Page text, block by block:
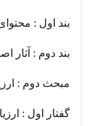
بند اول :
بند دوم : آثار
مبحث دوم :
گفتار اول :